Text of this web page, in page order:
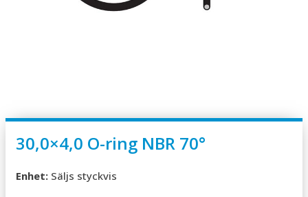
30,0×4,0 O-ring NBR 70°
Enhet: Säljs styckvis